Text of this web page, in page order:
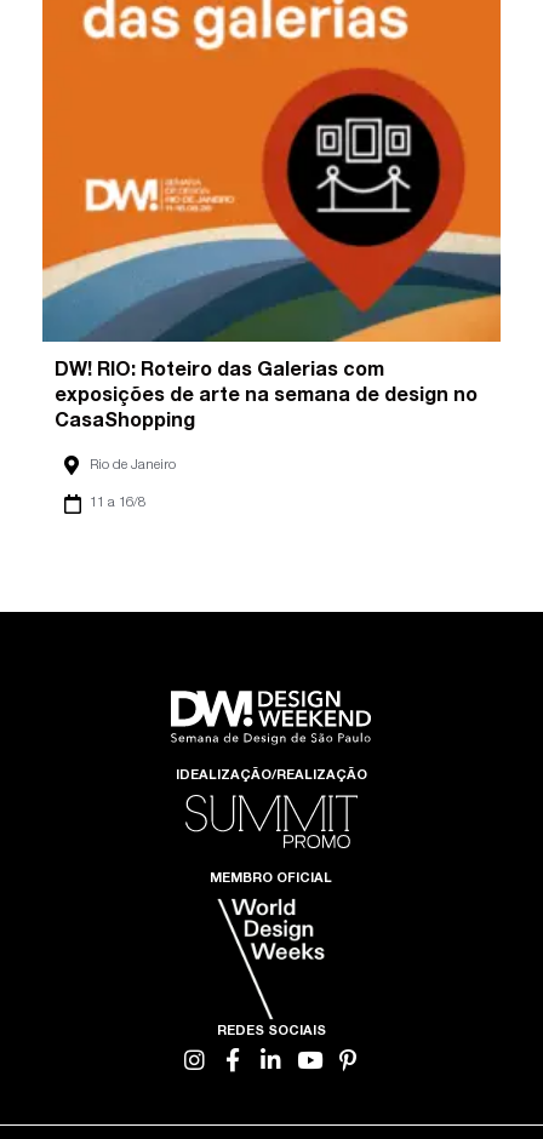
DW! RIO: Roteiro das Galerias com
exposições de arte na semana de design no
CasaShopping
Rio de Janeiro
11 a 16/8
IDEALIZAÇÃO/REALIZAÇÃO
MEMBRO OFICIAL
REDES SOCIAIS